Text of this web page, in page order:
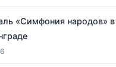
«Симфония народов» в